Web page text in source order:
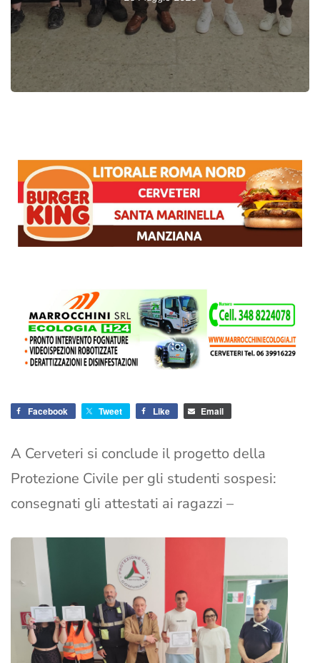
Facebook Tweet Like Email
A Cerveteri si conclude il progetto della
Protezione Civile per gli studenti sospesi:
consegnati gli attestati ai ragazzi –